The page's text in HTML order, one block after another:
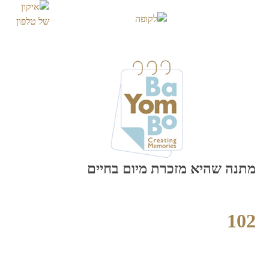
מתנה שהיא מזכרת מיום בחיים
102